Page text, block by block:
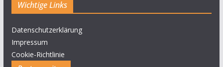
Wichtige Links
Datenschutzerklärung
Impressum
Cookie-Richtlinie